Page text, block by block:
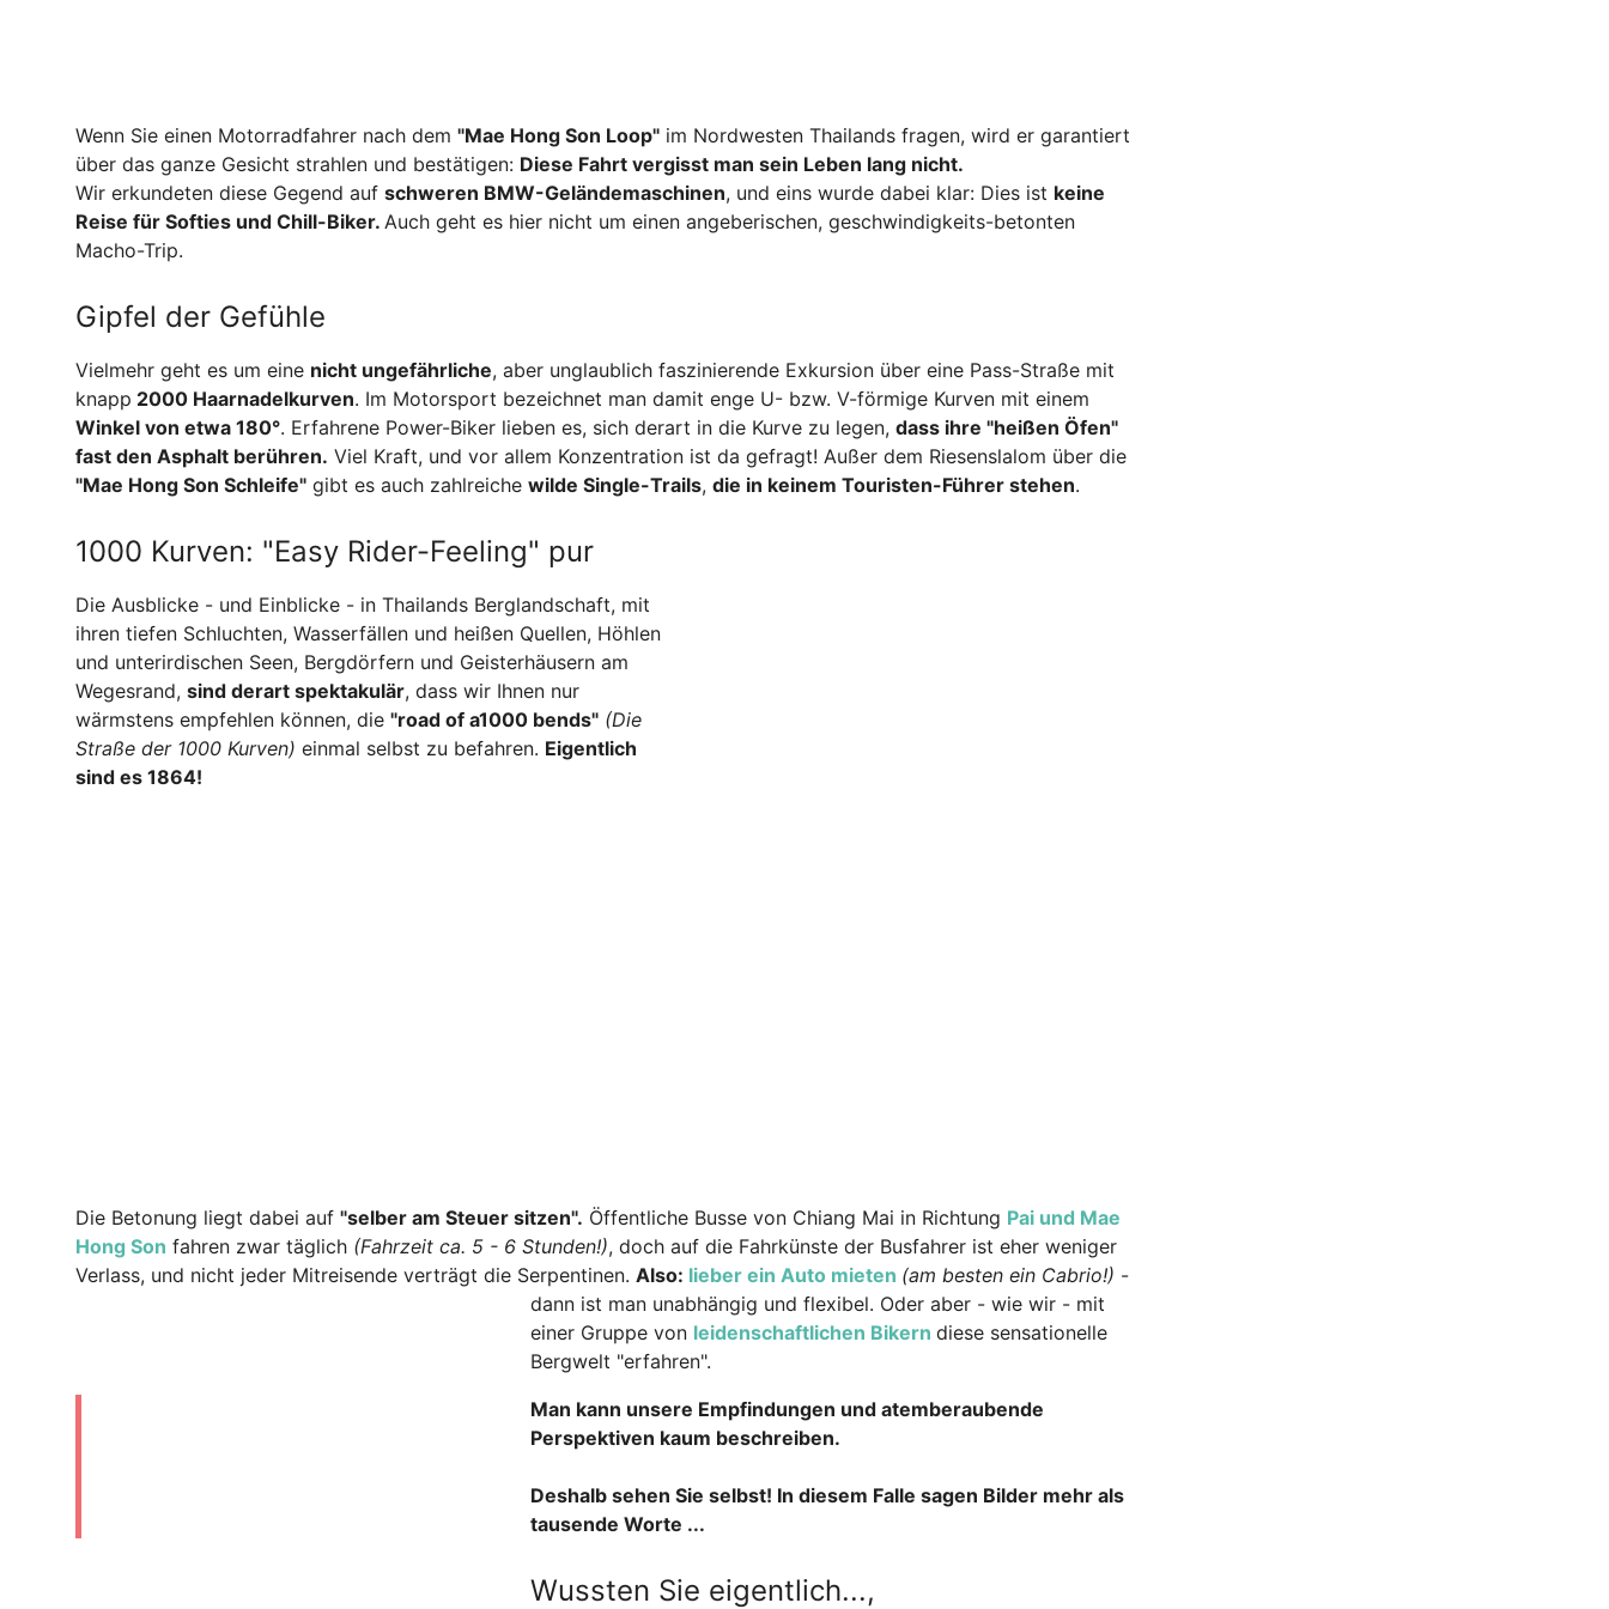
Wenn Sie einen Motorradfahrer nach dem "Mae Hong Son Loop" im Nordwesten Thailands fragen, wird er garantiert
über das ganze Gesicht strahlen und bestätigen: Diese Fahrt vergisst man sein Leben lang nicht.
Wir erkundeten diese Gegend auf schweren BMW-Geländemaschinen, und eins wurde dabei klar: Dies ist keine
Reise für Softies und Chill-Biker. Auch geht es hier nicht um einen angeberischen, geschwindigkeits-betonten
Macho-Trip.
Gipfel der Gefühle
Vielmehr geht es um eine nicht ungefährliche, aber unglaublich faszinierende Exkursion über eine Pass-Straße mit
knapp 2000 Haarnadelkurven. Im Motorsport bezeichnet man damit enge U- bzw. V-förmige Kurven mit einem
Winkel von etwa 180°. Erfahrene Power-Biker lieben es, sich derart in die Kurve zu legen, dass ihre "heißen Öfen"
fast den Asphalt berühren. Viel Kraft, und vor allem Konzentration ist da gefragt! Außer dem Riesenslalom über die
"Mae Hong Son Schleife" gibt es auch zahlreiche wilde Single-Trails, die in keinem Touristen-Führer stehen.
1000 Kurven: "Easy Rider-Feeling" pur
Die Ausblicke - und Einblicke - in Thailands Berglandschaft, mit
ihren tiefen Schluchten, Wasserfällen und heißen Quellen, Höhlen
und unterirdischen Seen, Bergdörfern und Geisterhäusern am
Wegesrand, sind derart spektakulär, dass wir Ihnen nur
wärmstens empfehlen können, die "road of a1000 bends" (Die
Straße der 1000 Kurven) einmal selbst zu befahren. Eigentlich
sind es 1864!
Die Betonung liegt dabei auf "selber am Steuer sitzen". Öffentliche Busse von Chiang Mai in Richtung Pai und Mae
Hong Son fahren zwar täglich (Fahrzeit ca. 5 - 6 Stunden!), doch auf die Fahrkünste der Busfahrer ist eher weniger
Verlass, und nicht jeder Mitreisende verträgt die Serpentinen. Also: lieber ein Auto mieten (am besten ein Cabrio!) -
dann ist man unabhängig und flexibel. Oder aber - wie wir - mit
einer Gruppe von leidenschaftlichen Bikern diese sensationelle
Bergwelt "erfahren".
Man kann unsere Empfindungen und atemberaubende
Perspektiven kaum beschreiben.
Deshalb sehen Sie selbst! In diesem Falle sagen Bilder mehr als
tausende Worte ...
Wussten Sie eigentlich...,